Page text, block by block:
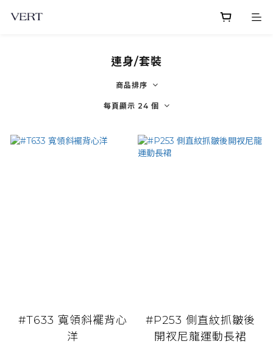
連身/套裝
商品排序
每頁顯示 24 個
#T633 寬領斜襬背心
洋
#P253 側直紋抓皺後
開衩尼龍運動長裙